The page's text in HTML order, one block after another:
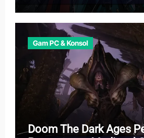
Gam PC & Konsol
Doom The Dark Ages